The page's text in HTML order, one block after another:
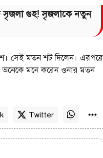
সৃজলা গুহ! সৃজলাকে নতুন
সেই মতন শট দিলেন। এরপরে
অনেকে মনে করেন ওনার মতন
Twitter